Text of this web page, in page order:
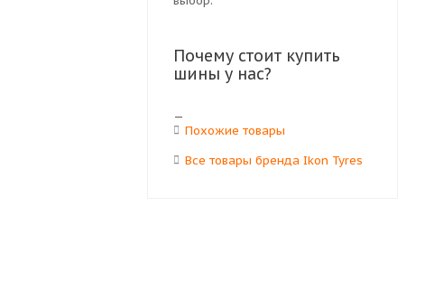
Почему стоит купить
шины у нас?
Похожие товары
Все товары бренда Ikon Tyres